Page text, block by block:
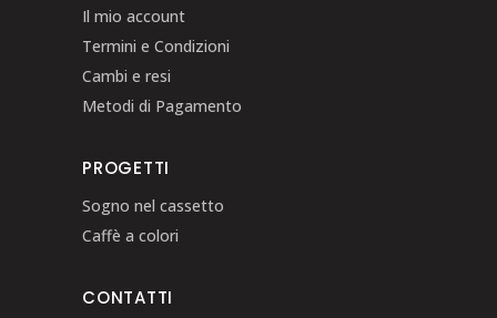
Il mio account
Termini e Condizioni
Cambi e resi
Metodi di Pagamento
PROGETTI
Sogno nel cassetto
Caffè a colori
CONTATTI